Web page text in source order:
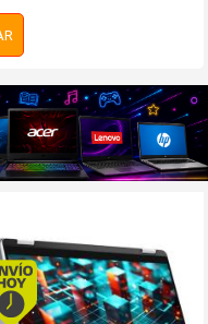
de 13Hs. Envío hoy.